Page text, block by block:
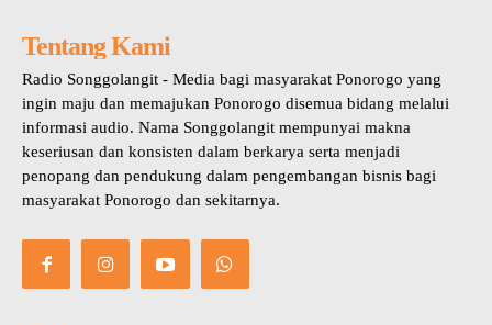
Tentang Kami
Radio Songgolangit - Media bagi masyarakat Ponorogo yang
ingin maju dan memajukan Ponorogo disemua bidang melalui
informasi audio. Nama Songgolangit mempunyai makna
keseriusan dan konsisten dalam berkarya serta menjadi
penopang dan pendukung dalam pengembangan bisnis bagi
masyarakat Ponorogo dan sekitarnya.